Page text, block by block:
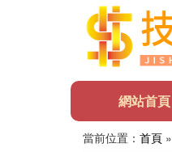
網站首頁
當前位置： 首頁 »